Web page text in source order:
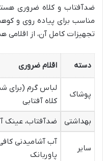
ضدآفتاب و کلاه ضروری
مناسب برای پیاده روی و
تجهیزات کامل آن، از
دسته اقلام ضروری
پوشاک
لباس گرم (برای
کلاه آفتابی
بهداشتی
ضدآفتاب، عینک
سایر
پاوربانک